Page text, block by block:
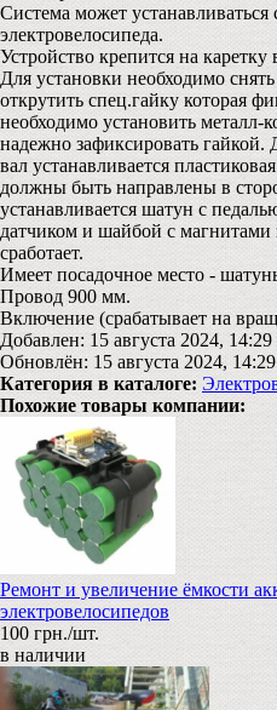
Система может
электровелосипеда.
Устройство крепится на каретку
Для установки необходимо
открутить спец.гайку которая
необходимо установить металл-
надежно зафиксировать гайкой.
вал устанавливается
должны быть направлены в
устанавливается шатун с
датчиком и шайбой с
сработает.
Имеет посадочное место -
Провод 900 мм.
Включение (срабатывает на
Добавлен: 15 августа 2024, 14:29
Обновлён: 15 августа 2024, 14:29
Категория в каталоге:
Похожие товары компании:
Ремонт и увеличение ёмкости
электровелосипедов
100 грн./шт.
в наличии